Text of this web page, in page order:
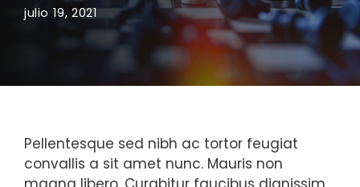
julio 19, 2021
Pellentesque sed nibh ac tortor feugiat
convallis a sit amet nunc. Mauris non